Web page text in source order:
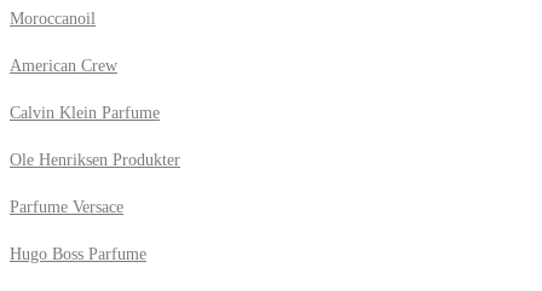
Moroccanoil
American Crew
Calvin Klein Parfume
Ole Henriksen Produkter
Parfume Versace
Hugo Boss Parfume